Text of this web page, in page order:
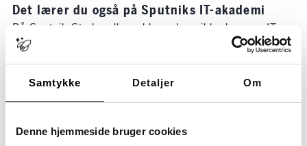
Samtykke Detaljer Om
Denne hjemmeside bruger cookies
Det lærer du også på Sputniks IT-akademi
På Sputnik Stu handler uddannelsen ikke kun om IT,
men også om, hvordan du bliver en del af et
fællesskab og kan begå dig på en arbejdsplads eller et
studie. Vi arbejder bl.a. med:
Samarbejde og fællesskab:
og gruppepraktikker, hvor vi øver os i at samarbejde